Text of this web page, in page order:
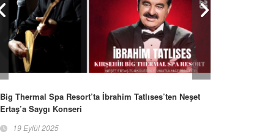
Big Thermal Spa Resort’ta İbrahim Tatlıses’ten Neşet
Ertaş’a Saygı Konseri
19 Eylül 2025